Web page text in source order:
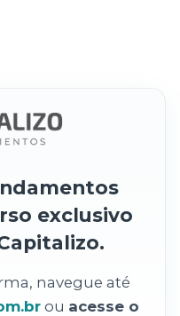
exclusivo
navegue até
ou acesse o